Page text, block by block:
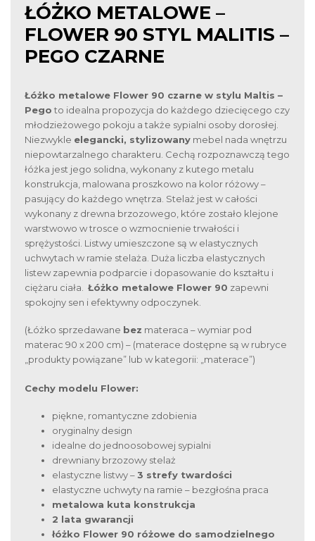
ŁÓŻKO METALOWE –
FLOWER 90 STYL MALITIS –
PEGO CZARNE
Łóżko metalowe Flower 90 czarne w stylu Maltis –
Pego to idealna propozycja do każdego dziecięcego czy
młodzieżowego pokoju a także sypialni osoby dorosłej.
Niezwykle elegancki, stylizowany mebel nada wnętrzu
niepowtarzalnego charakteru. Cechą rozpoznawczą tego
łóżka jest jego solidna, wykonany z kutego metalu
konstrukcja, malowana proszkowo na kolor różowy –
pasujący do każdego wnętrza. Stelaż jest w całości
wykonany z drewna brzozowego, które zostało klejone
warstwowo w trosce o wzmocnienie trwałości i
sprężystości. Listwy umieszczone są w elastycznych
uchwytach w ramie stelaża. Duża liczba elastycznych
listew zapewnia podparcie i dopasowanie do kształtu i
ciężaru ciała. Łóżko metalowe Flower 90 zapewni
spokojny sen i efektywny odpoczynek.
(Łóżko sprzedawane bez materaca – wymiar pod
materac 90 x 200 cm) – (materace dostępne są w rubryce
„produkty powiązane” lub w kategorii: „materace”)
Cechy modelu Flower:
piękne, romantyczne zdobienia
oryginalny design
idealne do jednoosobowej sypialni
drewniany brzozowy stelaż
elastyczne listwy – 3 strefy twardości
elastyczne uchwyty na ramie – bezgłośna praca
metalowa kuta konstrukcja
2 lata gwarancji
łóżko Flower 90 różowe do samodzielnego